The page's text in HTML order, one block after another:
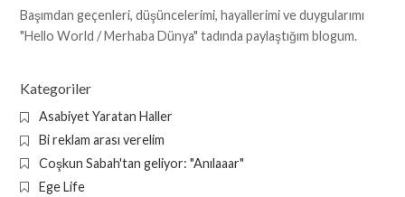
Başımdan geçenleri, düşüncelerimi, hayallerimi ve duygularımı
"Hello World / Merhaba Dünya" tadında paylaştığım blogum.
Kategoriler
Asabiyet Yaratan Haller
Bi reklam arası verelim
Coşkun Sabah'tan geliyor: "Anılaaar"
Ege Life